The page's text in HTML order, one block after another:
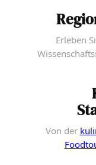
Erleben
Von der